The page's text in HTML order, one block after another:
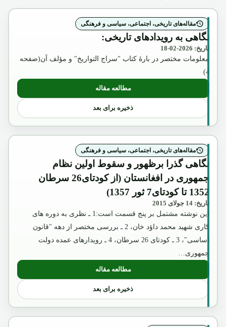
مقاله‌های تاریخی، اجتماعی، سیاسی و فرهنگی
نگاهی به رویدادهای تاریخی:
تاریخ: 2026-02-18
معلومات مختصر در بارۀ کتاب "سراج التواریخ" و مؤلف آن(صفحه
4)
مطالعه مقاله: نگاهی به رویدادهای تاریخی:
ذخیره برای بعد
مقاله‌های تاریخی، اجتماعی، سیاسی و فرهنگی
نگاهی گذرا برظهور و سقوط اولین نظام
جمهوری در افغانستان (از کودتای26 سرطان
1352 تا کودتای7 ثور 1357)
تاریخ: 14 جولای 2015
این نوشته مشتمل بر پنج قسمت است:1 ـ نظری به دوره های
کاری شهید محمد داؤد خان، 2 ـ بررسی مختصر از دهه "قانون
اساسی"، 3 ـ کودتای 26 سرطان، 4 ـ رویدارهای عمده دولت
جمهوری…
مطالعه مقاله: نگاهی گذرا برظهور و سقوط اولین نظام جمهوری در
ذخیره برای بعد